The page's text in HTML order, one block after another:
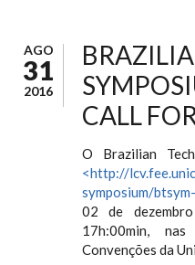
AGO
31
2016
CALL
O Brazilian
<http://
symposium/
02 de
17h:00min,
Convenções da